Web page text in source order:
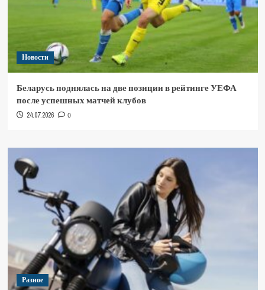
Новости
Беларусь поднялась на две позиции в рейтинге УЕФА
после успешных матчей клубов
24.07.2026 0
Разное